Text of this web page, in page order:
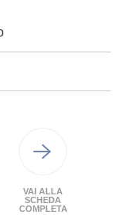
VAI ALLA
SCHEDA
COMPLETA